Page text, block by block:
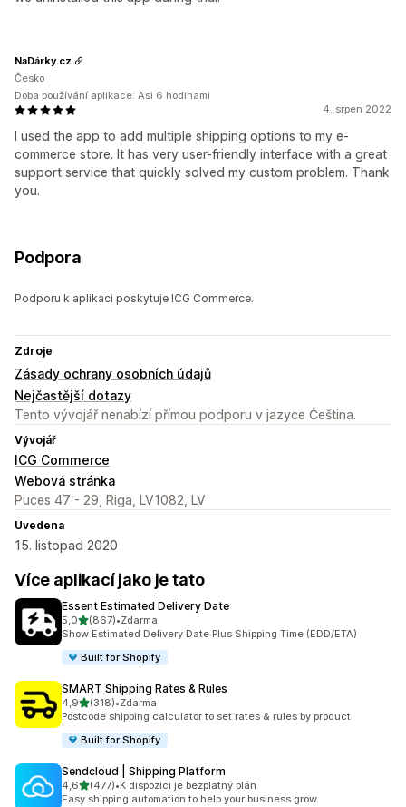
4. srpen 2022
I used the app to add multiple shipping options to my e-
commerce store. It has very user-friendly interface with a great
support service that quickly solved my custom problem. Thank
you.
NaDárky.cz
Česko
Doba používání aplikace: Asi 6 hodinami
Podpora
Podporu k aplikaci poskytuje ICG Commerce.
Zdroje
Zásady ochrany osobních údajů
Nejčastější dotazy
Tento vývojář nenabízí přímou podporu v jazyce Čeština.
Vývojář
ICG Commerce
Webová stránka
Puces 47 - 29, Riga, LV1082, LV
Uvedena
15. listopad 2020
Více aplikací jako je tato
Essent Estimated Delivery Date
5,0z 5 hvězd
(867)
Celkový počet recenzí: 867
•Zdarma
Show Estimated Delivery Date Plus Shipping Time (EDD/ETA)
Built for Shopify
SMART Shipping Rates & Rules
4,9z 5 hvězd
(318)
Celkový počet recenzí: 318
•Zdarma
Postcode shipping calculator to set rates & rules by product
Built for Shopify
Sendcloud | Shipping Platform
4,6z 5 hvězd
(477)
Celkový počet recenzí: 477
•K dispozici je bezplatný plán
Easy shipping automation to help your business grow.